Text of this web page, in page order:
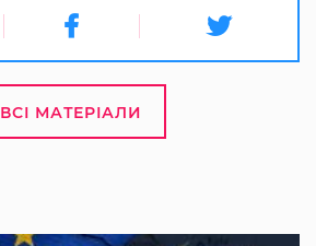
ВСІ МАТЕРІАЛИ